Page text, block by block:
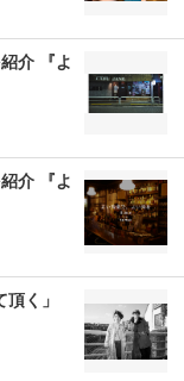
介 『よ
介 『よ
く」